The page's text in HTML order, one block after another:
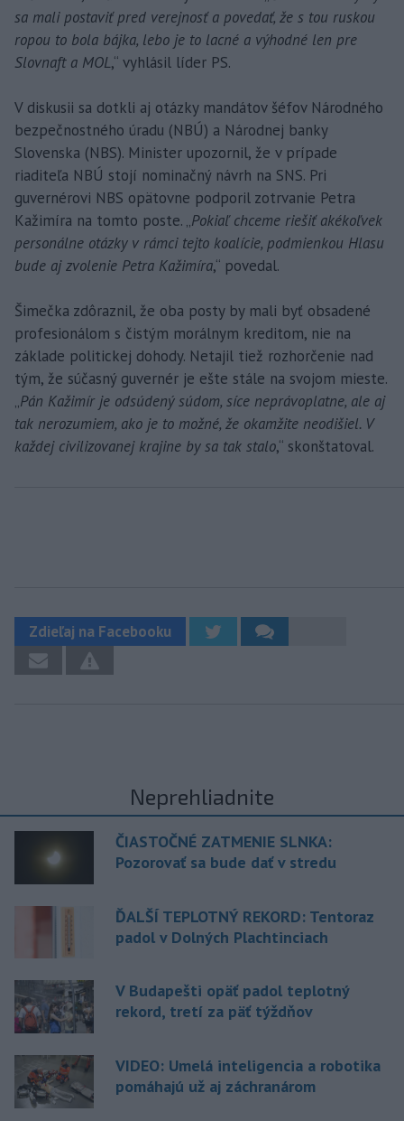
sa mali postaviť pred verejnosť a povedať, že s tou ruskou
ropou to bola bájka, lebo je to lacné a výhodné len pre
Slovnaft a MOL,“ vyhlásil líder PS.
V diskusii sa dotkli aj otázky mandátov šéfov Národného
bezpečnostného úradu (NBÚ) a Národnej banky
Slovenska (NBS). Minister upozornil, že v prípade
riaditeľa NBÚ stojí nominačný návrh na SNS. Pri
guvernérovi NBS opätovne podporil zotrvanie Petra
Kažimíra na tomto poste. „Pokiaľ chceme riešiť akékoľvek
personálne otázky v rámci tejto koalície, podmienkou Hlasu
bude aj zvolenie Petra Kažimíra,“ povedal.
Šimečka zdôraznil, že oba posty by mali byť obsadené
profesionálom s čistým morálnym kreditom, nie na
základe politickej dohody. Netajil tiež rozhorčenie nad
tým, že súčasný guvernér je ešte stále na svojom mieste.
„Pán Kažimír je odsúdený súdom, síce neprávoplatne, ale aj
tak nerozumiem, ako je to možné, že okamžite neodišiel. V
každej civilizovanej krajine by sa tak stalo,“ skonštatoval.
Zdieľaj na Facebooku
Neprehliadnite
ČIASTOČNÉ ZATMENIE SLNKA:
Pozorovať sa bude dať v stredu
ĎALŠÍ TEPLOTNÝ REKORD: Tentoraz
padol v Dolných Plachtinciach
V Budapešti opäť padol teplotný
rekord, tretí za päť týždňov
VIDEO: Umelá inteligencia a robotika
pomáhajú už aj záchranárom